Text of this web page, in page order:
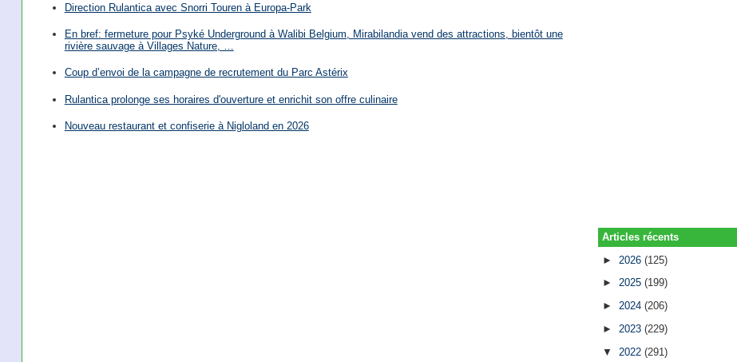
Direction Rulantica avec Snorri Touren à Europa-Park
En bref: fermeture pour Psyké Underground à Walibi Belgium, Mirabilandia vend des attractions, bientôt une
rivière sauvage à Villages Nature, …
Coup d’envoi de la campagne de recrutement du Parc Astérix
Rulantica prolonge ses horaires d'ouverture et enrichit son offre culinaire
Nouveau restaurant et confiserie à Nigloland en 2026
Articles récents
► 2026(125)
►2025(199)
►2024(206)
► 2023(229)
▼ 2022(291)